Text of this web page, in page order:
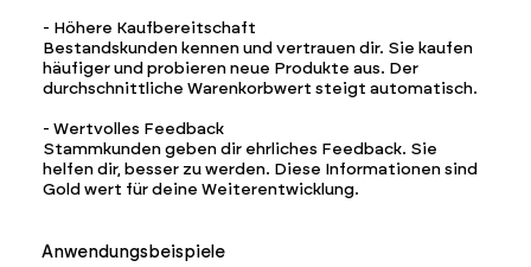
- Höhere Kaufbereitschaft
Bestandskunden kennen und vertrauen dir. Sie kaufen
häufiger und probieren neue Produkte aus. Der
durchschnittliche Warenkorbwert steigt automatisch.
- Wertvolles Feedback
Stammkunden geben dir ehrliches Feedback. Sie
helfen dir, besser zu werden. Diese Informationen sind
Gold wert für deine Weiterentwicklung.
Anwendungsbeispiele